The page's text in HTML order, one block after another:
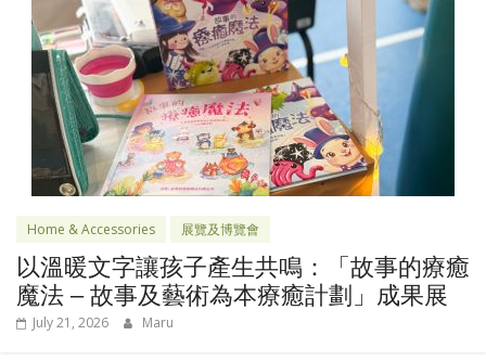
Home & Accessories 展覽及博覽會
以溫暖文字讓孩子產生共鳴：「故事的療癒
魔法 – 故事及藝術為本療癒計劃」成果展
July 21, 2026 Maru